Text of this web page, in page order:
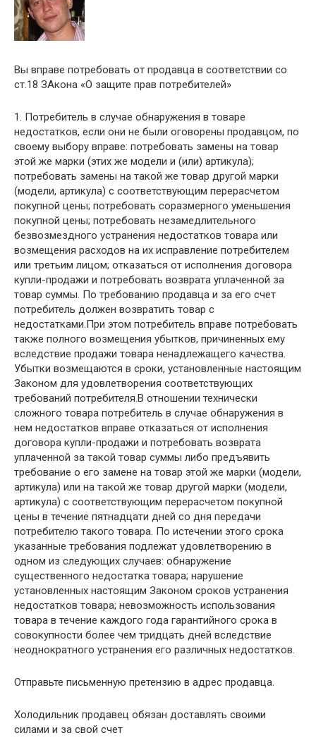
Вы вправе потребовать от продавца в соответствии со
ст.18 ЗАкона «О защите прав потребителей»
1. Потребитель в случае обнаружения в товаре
недостатков, если они не были оговорены продавцом, по
своему выбору вправе: потребовать замены на товар
этой же марки (этих же модели и (или) артикула);
потребовать замены на такой же товар другой марки
(модели, артикула) с соответствующим перерасчетом
покупной цены; потребовать соразмерного уменьшения
покупной цены; потребовать незамедлительного
безвозмездного устранения недостатков товара или
возмещения расходов на их исправление потребителем
или третьим лицом; отказаться от исполнения договора
купли-продажи и потребовать возврата уплаченной за
товар суммы. По требованию продавца и за его счет
потребитель должен возвратить товар с
недостатками.При этом потребитель вправе потребовать
также полного возмещения убытков, причиненных ему
вследствие продажи товара ненадлежащего качества.
Убытки возмещаются в сроки, установленные настоящим
Законом для удовлетворения соответствующих
требований потребителя.В отношении технически
сложного товара потребитель в случае обнаружения в
нем недостатков вправе отказаться от исполнения
договора купли-продажи и потребовать возврата
уплаченной за такой товар суммы либо предъявить
требование о его замене на товар этой же марки (модели,
артикула) или на такой же товар другой марки (модели,
артикула) с соответствующим перерасчетом покупной
цены в течение пятнадцати дней со дня передачи
потребителю такого товара. По истечении этого срока
указанные требования подлежат удовлетворению в
одном из следующих случаев: обнаружение
существенного недостатка товара; нарушение
установленных настоящим Законом сроков устранения
недостатков товара; невозможность использования
товара в течение каждого года гарантийного срока в
совокупности более чем тридцать дней вследствие
неоднократного устранения его различных недостатков.
Отправьте письменную претензию в адрес продавца.
Холодильник продавец обязан доставлять своими
силами и за свой счет